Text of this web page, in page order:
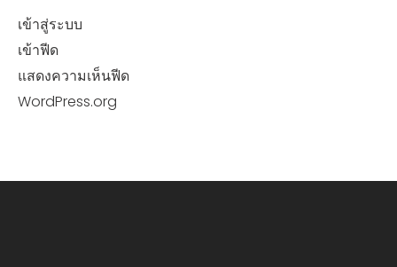
เข้าสู่ระบบ
เข้าฟีด
แสดงความเห็นฟีด
WordPress.org